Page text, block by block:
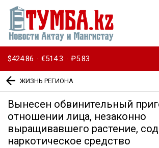
$424.86 · €514.3 · ₽5.83
ЖИЗНЬ РЕГИОНА
Вынесен обвинительный
отношении лица, незаконно
выращивавшего растение,
наркотическое средство